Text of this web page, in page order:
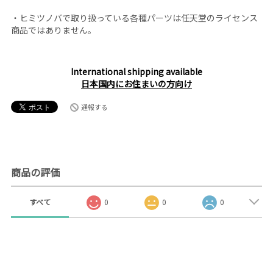
・ヒミツノバで取り扱っている各種パーツは任天堂のライセンス
商品ではありません。
International shipping available
日本国内にお住まいの方向け
通報する
商品の評価
すべて 0 0 0